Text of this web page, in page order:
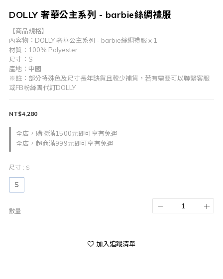
DOLLY 奢華公主系列 - barbie絲綢禮服
【商品規格】
內容物：DOLLY 奢華公主系列 - barbie絲綢禮服 x 1
材質：100％ Polyester
尺寸：S
產地：中國
※註：部分特殊色及尺寸長年缺貨且較少補貨，若有需要可以聯繫客服
或FB粉絲團代訂DOLLY
全店，購物滿1500元即可享有免運
全店，超商滿999元即可享有免運
NT$4,280
尺寸 : S
S
數量
加入追蹤清單